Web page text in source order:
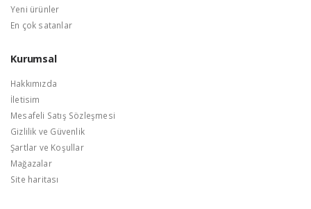
Yeni ürünler
En çok satanlar
Kurumsal
Hakkımızda
İletisim
Mesafeli Satış Sözleşmesi
Gizlilik ve Güvenlik
Şartlar ve Koşullar
Mağazalar
Site haritası